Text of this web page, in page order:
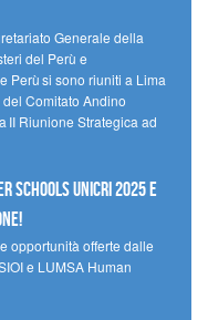
Generale della
del Perù e
Perù si sono riuniti a Lima
Comitato Andino
II Riunione Strategica ad
UNICRI 2025 e
opportunità offerte dalle
e LUMSA Human